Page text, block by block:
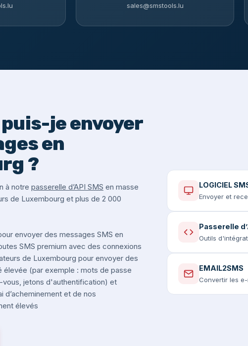
sales@smstools.lu
je envoyer
en
?
à notre passerelle d’API SMS en masse
de Luxembourg et plus de 2 000
envoyer des messages SMS en
SMS premium avec des connexions
de Luxembourg pour envoyer des
élevée (par exemple : mots de passe
vous, jetons d'authentification) et
et de nos
élevés
LOGICIEL
Envoyer et
Passerelle
Outils
EMAIL2SMS
Convertir les e-